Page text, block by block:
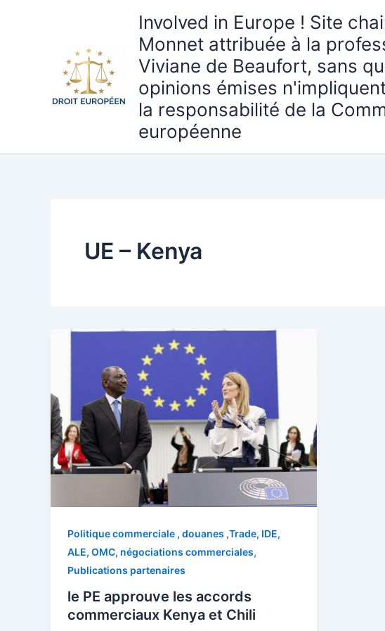
Involved in Europe ! Site
Monnet attribuée à la
Viviane de Beaufort, sans
opinions émises
la responsabilité de la
européenne
UE – Kenya
Politique commerciale , douanes ,Trade, IDE,
ALE, OMC, négociations commerciales,
Publications partenaires
le PE approuve les accords
commerciaux Kenya et Chili